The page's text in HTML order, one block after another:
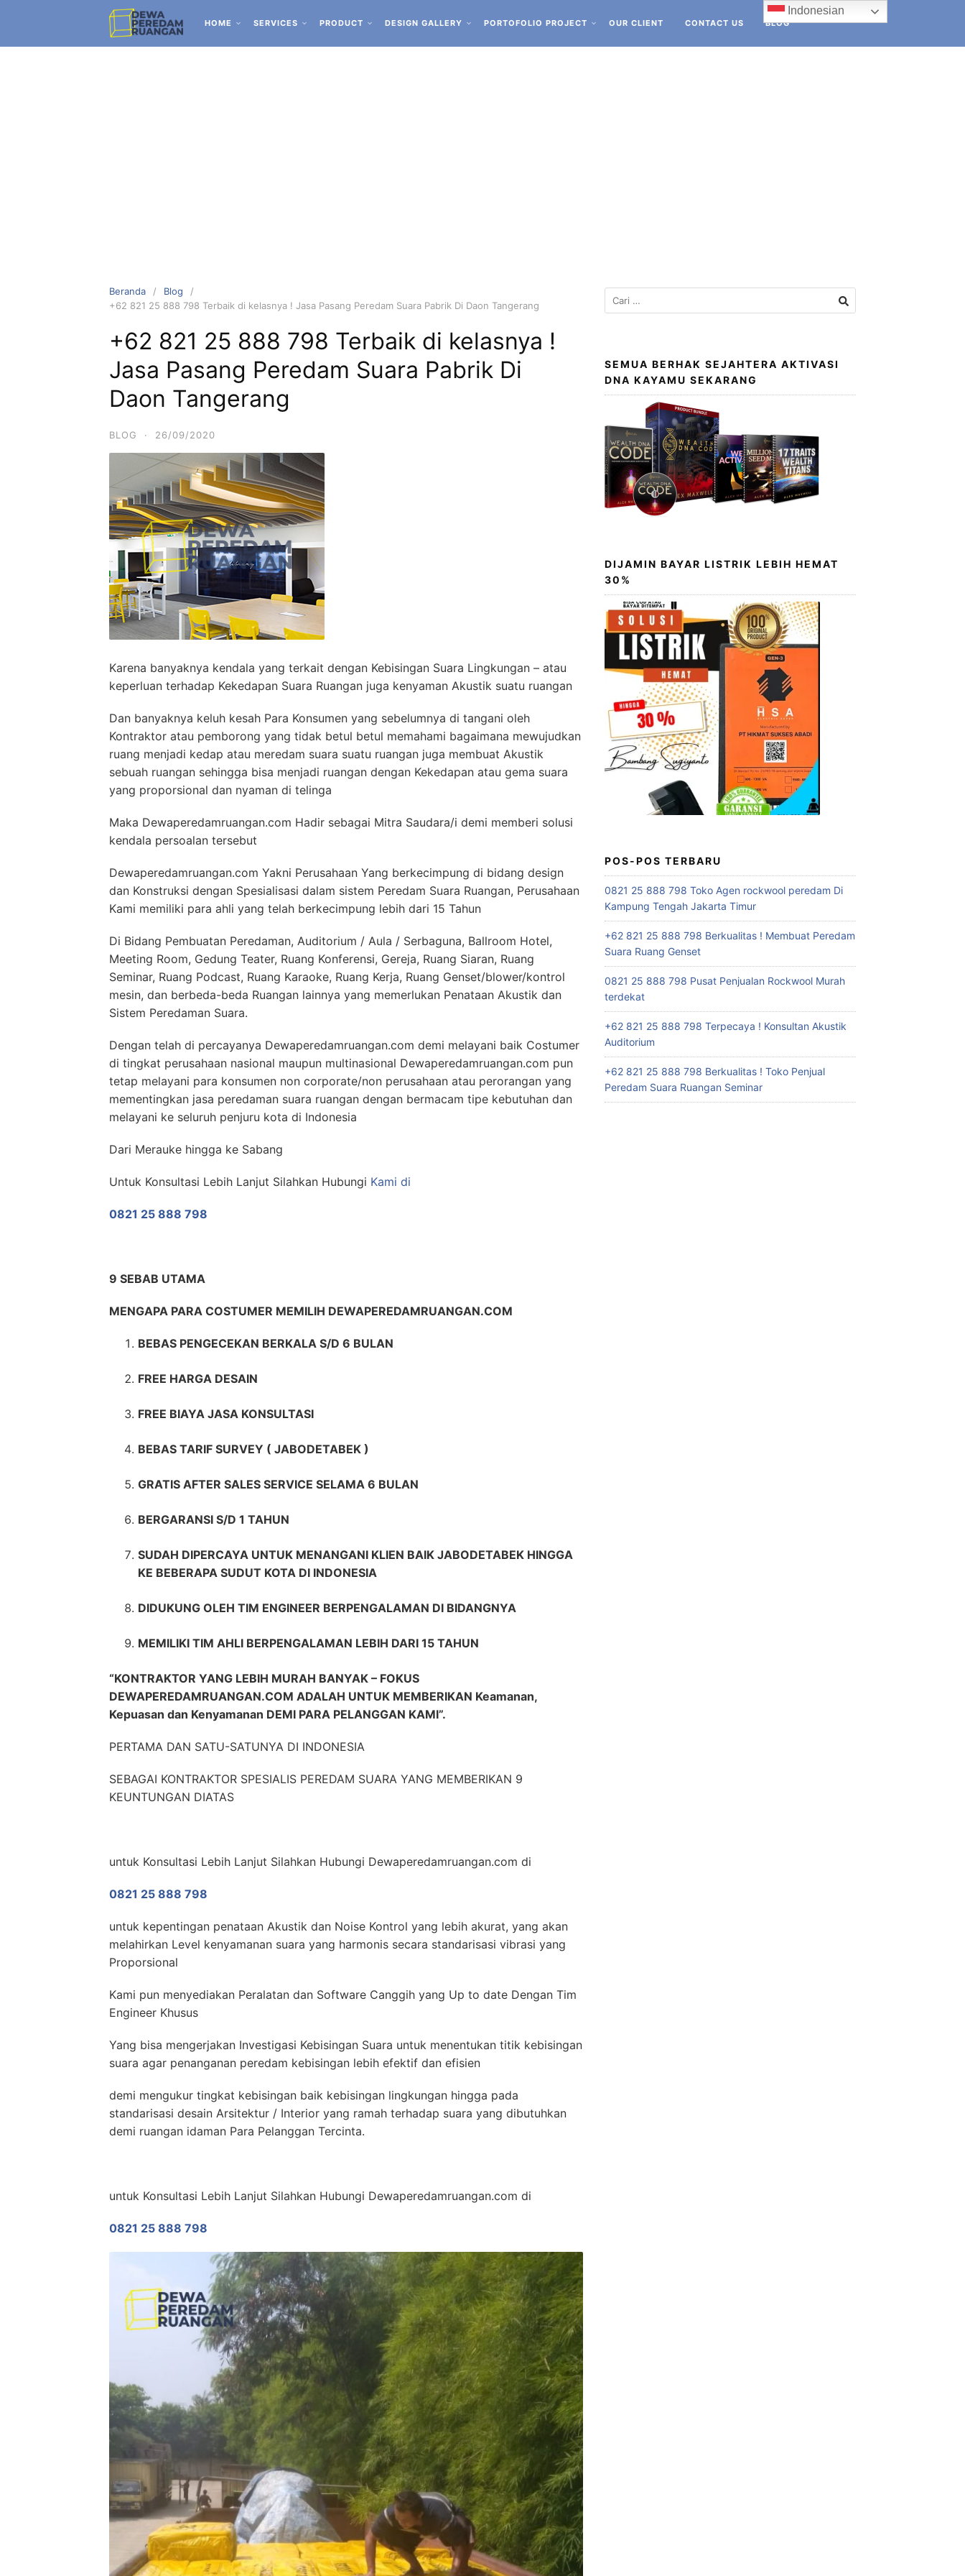
HOME SERVICES PRODUCT DESIGN GALLERY PORTOFOLIO PROJECT OUR CLIENT CONTACT US BLOG
Beranda
Blog
+62 821 25 888 798 Terbaik di kelasnya ! Jasa Pasang Peredam Suara Pabrik Di Daon Tangerang
+62 821 25 888 798 Terbaik di kelasnya !
Jasa Pasang Peredam Suara Pabrik Di
Daon Tangerang
BLOG · 26/09/2020
Karena banyaknya kendala yang terkait dengan Kebisingan Suara Lingkungan – atau
keperluan terhadap Kekedapan Suara Ruangan juga kenyaman Akustik suatu ruangan
Dan banyaknya keluh kesah Para Konsumen yang sebelumnya di tangani oleh
Kontraktor atau pemborong yang tidak betul betul memahami bagaimana mewujudkan
ruang menjadi kedap atau meredam suara suatu ruangan juga membuat Akustik
sebuah ruangan sehingga bisa menjadi ruangan dengan Kekedapan atau gema suara
yang proporsional dan nyaman di telinga
Maka Dewaperedamruangan.com Hadir sebagai Mitra Saudara/i demi memberi solusi
kendala persoalan tersebut
Dewaperedamruangan.com Yakni Perusahaan Yang berkecimpung di bidang design
dan Konstruksi dengan Spesialisasi dalam sistem Peredam Suara Ruangan, Perusahaan
Kami memiliki para ahli yang telah berkecimpung lebih dari 15 Tahun
Di Bidang Pembuatan Peredaman, Auditorium / Aula / Serbaguna, Ballroom Hotel,
Meeting Room, Gedung Teater, Ruang Konferensi, Gereja, Ruang Siaran, Ruang
Seminar, Ruang Podcast, Ruang Karaoke, Ruang Kerja, Ruang Genset/blower/kontrol
mesin, dan berbeda-beda Ruangan lainnya yang memerlukan Penataan Akustik dan
Sistem Peredaman Suara.
Dengan telah di percayanya Dewaperedamruangan.com demi melayani baik Costumer
di tingkat perusahaan nasional maupun multinasional Dewaperedamruangan.com pun
tetap melayani para konsumen non corporate/non perusahaan atau perorangan yang
mementingkan jasa peredaman suara ruangan dengan bermacam tipe kebutuhan dan
melayani ke seluruh penjuru kota di Indonesia
Dari Merauke hingga ke Sabang
Untuk Konsultasi Lebih Lanjut Silahkan Hubungi Kami di
0821 25 888 798
9 SEBAB UTAMA
MENGAPA PARA COSTUMER MEMILIH DEWAPEREDAMRUANGAN.COM
BEBAS PENGECEKAN BERKALA S/D 6 BULAN
FREE HARGA DESAIN
FREE BIAYA JASA KONSULTASI
BEBAS TARIF SURVEY ( JABODETABEK )
GRATIS AFTER SALES SERVICE SELAMA 6 BULAN
BERGARANSI S/D 1 TAHUN
SUDAH DIPERCAYA UNTUK MENANGANI KLIEN BAIK JABODETABEK HINGGA
KE BEBERAPA SUDUT KOTA DI INDONESIA
DIDUKUNG OLEH TIM ENGINEER BERPENGALAMAN DI BIDANGNYA
MEMILIKI TIM AHLI BERPENGALAMAN LEBIH DARI 15 TAHUN
“KONTRAKTOR YANG LEBIH MURAH BANYAK – FOKUS
DEWAPEREDAMRUANGAN.COM ADALAH UNTUK MEMBERIKAN Keamanan,
Kepuasan dan Kenyamanan DEMI PARA PELANGGAN KAMI”.
PERTAMA DAN SATU-SATUNYA DI INDONESIA
SEBAGAI KONTRAKTOR SPESIALIS PEREDAM SUARA YANG MEMBERIKAN 9
KEUNTUNGAN DIATAS
untuk Konsultasi Lebih Lanjut Silahkan Hubungi Dewaperedamruangan.com di
0821 25 888 798
untuk kepentingan penataan Akustik dan Noise Kontrol yang lebih akurat, yang akan
melahirkan Level kenyamanan suara yang harmonis secara standarisasi vibrasi yang
Proporsional
Kami pun menyediakan Peralatan dan Software Canggih yang Up to date Dengan Tim
Engineer Khusus
Yang bisa mengerjakan Investigasi Kebisingan Suara untuk menentukan titik kebisingan
suara agar penanganan peredam kebisingan lebih efektif dan efisien
demi mengukur tingkat kebisingan baik kebisingan lingkungan hingga pada
standarisasi desain Arsitektur / Interior yang ramah terhadap suara yang dibutuhkan
demi ruangan idaman Para Pelanggan Tercinta.
untuk Konsultasi Lebih Lanjut Silahkan Hubungi Dewaperedamruangan.com di
0821 25 888 798
SEMUA BERHAK SEJAHTERA AKTIVASI
DNA KAYAMU SEKARANG
DIJAMIN BAYAR LISTRIK LEBIH HEMAT
30%
POS-POS TERBARU
0821 25 888 798 Toko Agen rockwool peredam Di
Kampung Tengah Jakarta Timur
+62 821 25 888 798 Berkualitas ! Membuat Peredam
Suara Ruang Genset
0821 25 888 798 Pusat Penjualan Rockwool Murah
terdekat
+62 821 25 888 798 Terpecaya ! Konsultan Akustik
Auditorium
+62 821 25 888 798 Berkualitas ! Toko Penjual
Peredam Suara Ruangan Seminar
Indonesian